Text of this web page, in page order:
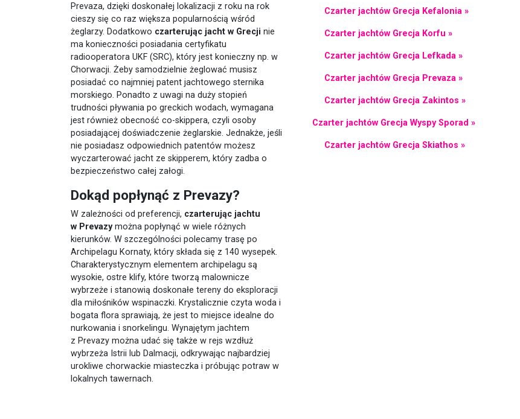
Prevaza, dzięki doskonałej lokalizacji z roku na rok
cieszy się co raz większa popularnością wśród
żeglarzy. Dodatkowo czarterując jacht w Grecji nie
ma konieczności posiadania certyfikatu
radiooperatora UKF (SRC), który jest konieczny np. w
Chorwacji. Żeby samodzielnie żeglować musisz
posiadać co najmniej patent jachtowego sternika
morskiego. Ponadto z uwagi na duży stopień
trudności pływania po greckich wodach, wymagana
jest również obecność co-skippera, czyli osoby
posiadającej doświadczenie żeglarskie. Jednakże, jeśli
nie posiadasz odpowiednich patentów możesz
wyczarterować jacht ze skipperem, który zadba o
bezpieczeństwo całej załogi.
Dokąd popłynąć z Prevazy?
W zależności od preferencji, czarterując jachtu
w Prevazymożna popłynąć w wiele różnych
kierunków. W szczególności polecamy trasę po
Archipelagu Kornaty, który składa się z 140 wysepek.
Charakterystycznym elementem archipelagu są
wysokie, ostre klify, które tworzą malownicze
wybrzeże i stanowią doskonałe tereny do eksploracji
dla miłośników wspinaczki. Krystalicznie czyta woda i
bogata flora sprawiają, że jest to miejsce idealne do
nurkowania i snorkelingu. Wynajętym jachtem
z Prevazy można udać się także w rejs wzdłuż
wybrzeża Istrii lub Dalmacji, odkrywając najbardziej
urokliwe chorwackie miasteczka i próbując potraw w
lokalnych tawernach.
Czarter jachtów Grecja Kefalonia »
Czarter jachtów Grecja Korfu »
Czarter jachtów Grecja Lefkada »
Czarter jachtów Grecja Prevaza »
Czarter jachtów Grecja Zakintos »
Czarter jachtów Grecja Wyspy Sporad »
Czarter jachtów Grecja Skiathos »